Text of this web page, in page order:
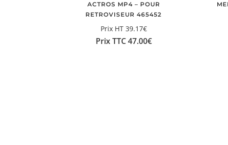
ACTROS MP4 – POUR
RETROVISEUR 465452
Prix HT 39.17€
Prix TTC47.00€